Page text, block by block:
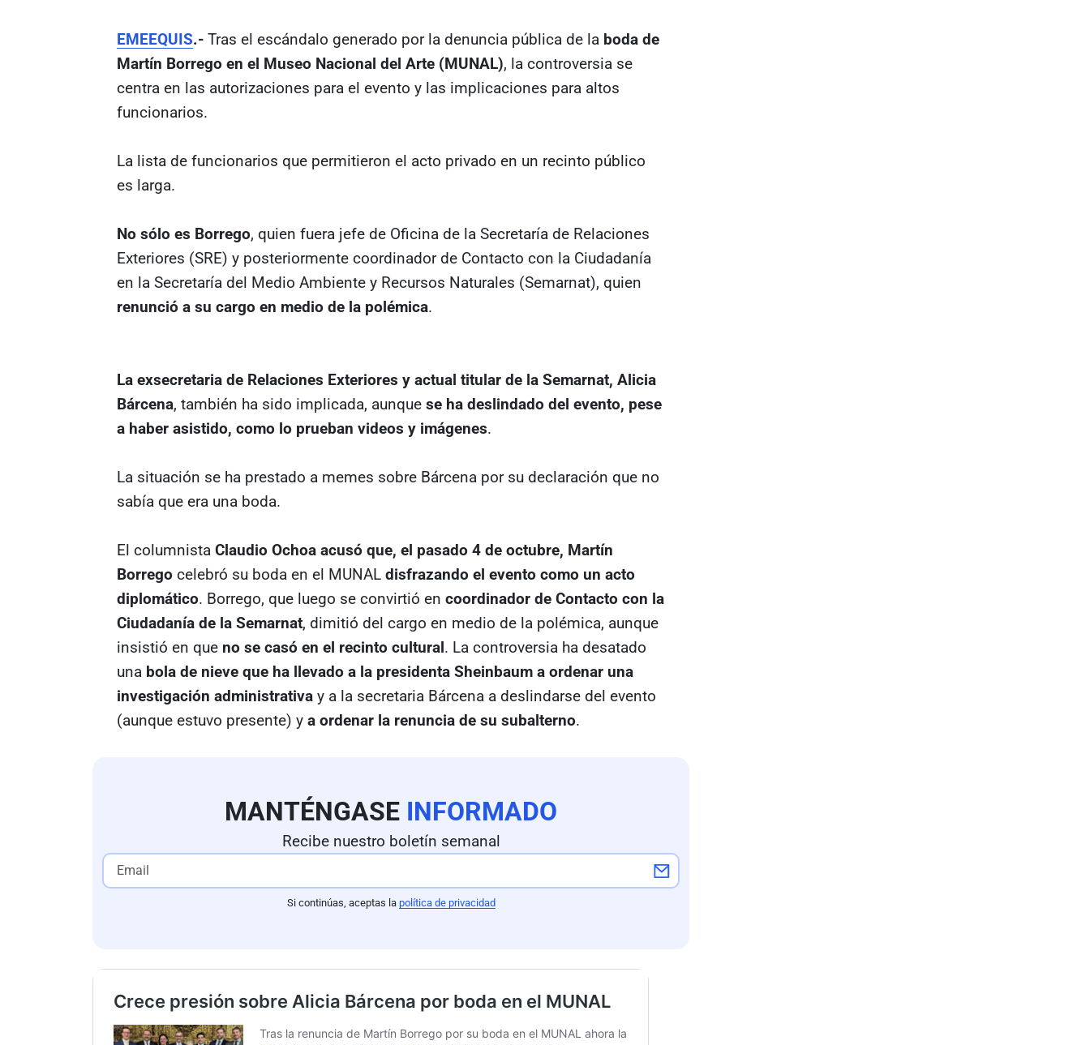
EMEEQUIS.- Tras el escándalo generado por la denuncia pública de la boda de
Martín Borrego en el Museo Nacional del Arte (MUNAL), la controversia se
centra en las autorizaciones para el evento y las implicaciones para altos
funcionarios.
La lista de funcionarios que permitieron el acto privado en un recinto público
es larga.
No sólo es Borrego, quien fuera jefe de Oficina de la Secretaría de Relaciones
Exteriores (SRE) y posteriormente coordinador de Contacto con la Ciudadanía
en la Secretaría del Medio Ambiente y Recursos Naturales (Semarnat), quien
renunció a su cargo en medio de la polémica.
La exsecretaria de Relaciones Exteriores y actual titular de la Semarnat, Alicia
Bárcena, también ha sido implicada, aunque se ha deslindado del evento, pese
a haber asistido, como lo prueban videos y imágenes.
La situación se ha prestado a memes sobre Bárcena por su declaración que no
sabía que era una boda.
El columnista Claudio Ochoa acusó que, el pasado 4 de octubre, Martín
Borrego celebró su boda en el MUNAL disfrazando el evento como un acto
diplomático. Borrego, que luego se convirtió en coordinador de Contacto con la
Ciudadanía de la Semarnat, dimitió del cargo en medio de la polémica, aunque
insistió en que no se casó en el recinto cultural. La controversia ha desatado
una bola de nieve que ha llevado a la presidenta Sheinbaum a ordenar una
investigación administrativa y a la secretaria Bárcena a deslindarse del evento
(aunque estuvo presente) y a ordenar la renuncia de su subalterno.
MANTÉNGASE INFORMADO
Recibe nuestro boletín semanal
Si continúas, aceptas la política de privacidad